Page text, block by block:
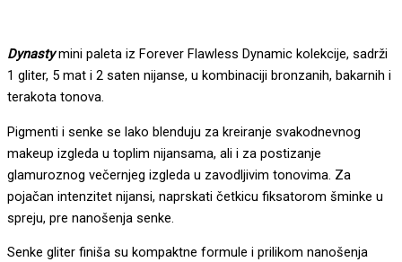
Dynasty mini paleta iz Forever Flawless Dynamic kolekcije, sadrži
1 gliter, 5 mat i 2 saten nijanse, u kombinaciji bronzanih, bakarnih i
terakota tonova.
Pigmenti i senke se lako blenduju za kreiranje svakodnevnog
makeup izgleda u toplim nijansama, ali i za postizanje
glamuroznog večernjeg izgleda u zavodljivim tonovima. Za
pojačan intenzitet nijansi, naprskati četkicu fiksatorom šminke u
spreju, pre nanošenja senke.
Senke gliter finiša su kompaktne formule i prilikom nanošenja